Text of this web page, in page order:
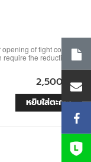
of tight contact
the reduction of
2,500 บาท
หยิบใส่ตะกร้า